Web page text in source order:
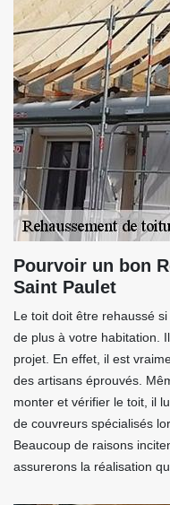
Pourvoir un bon
Saint Paulet
Le toit doit être rehaussé
de plus à votre habitation.
projet. En effet, il est
des artisans éprouvés.
monter et vérifier le toit, il
de couvreurs spécialisés
Beaucoup de raisons
assurerons la réalisation